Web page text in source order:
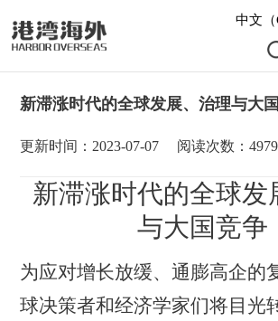
中文（
新滞涨时代的全球发展、治理与大
更新时间：2023-07-07 阅读次数：4979
新滞涨时代的全球发
与大国竞争
为应对增长放缓、通膨高企的
球决策者和经济学家们将目光